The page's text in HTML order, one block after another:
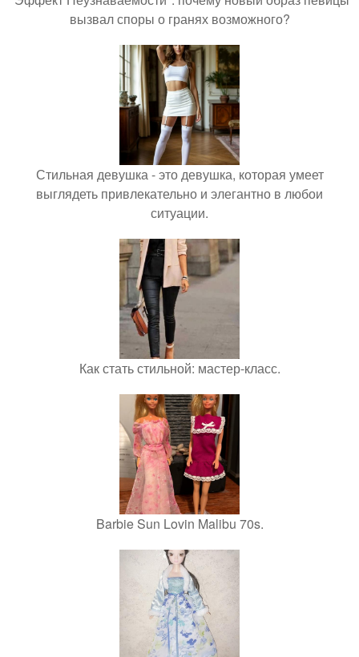
вызвал споры о гранях возможного?
Стильная девушка - это девушка, которая умеет
выглядеть привлекательно и элегантно в любои
ситуации.
Как стать стильной: мастер-класс.
Barbie Sun Lovin Malibu 70s.